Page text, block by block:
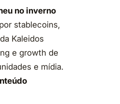
no inverno
stablecoins,
Kaleidos
e growth de
e mídia.